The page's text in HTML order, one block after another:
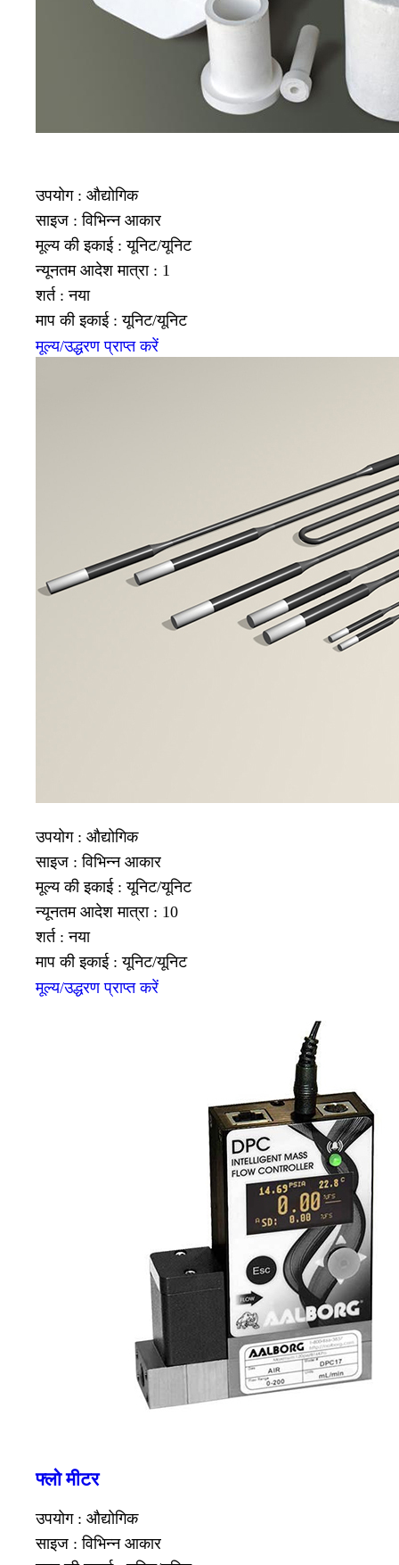
उपयोग : औद्योगिक
साइज : विभिन्न आकार
मूल्य की इकाई : यूनिट/यूनिट
न्यूनतम आदेश मात्रा : 1
शर्त : नया
माप की इकाई : यूनिट/यूनिट
मूल्य/उद्धरण प्राप्त करें
उपयोग : औद्योगिक
साइज : विभिन्न आकार
मूल्य की इकाई : यूनिट/यूनिट
न्यूनतम आदेश मात्रा : 10
शर्त : नया
माप की इकाई : यूनिट/यूनिट
मूल्य/उद्धरण प्राप्त करें
फ्लो मीटर
उपयोग : औद्योगिक
साइज : विभिन्न आकार